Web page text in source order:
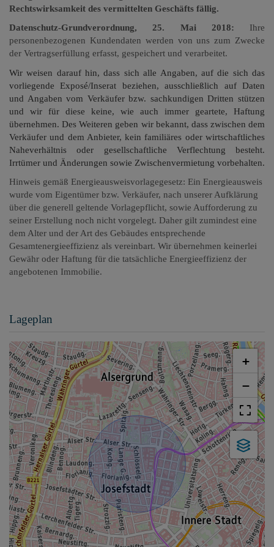
Rechtswirksamkeit des vermittelten Geschäfts fällig.
Datenschutz-Grundverordnung, 25. Mai 2018: Ihre
personenbezogenen Kundendaten werden von uns zum Zwecke
der Vertragserfüllung erfasst, gespeichert und verarbeitet.
Wir weisen darauf hin, dass sich alle Angaben, auf die sich das
vorliegende Exposé/Inserat beziehen, ausschließlich auf Daten
und Angaben vom Verkäufer bzw. sachkundigen Dritten stützen
und wir für diese keine, wie auch immer geartete, Haftung
übernehmen. Des Weiteren geben wir bekannt, dass zwischen dem
Verkäufer und dem Anbieter, kein familiäres oder wirtschaftliches
Naheverhältnis oder gesellschaftliche Verflechtung besteht.
Irrtümer und Änderungen sowie Zwischenvermietung vorbehalten.
Hinweis gemäß Energieausweisvorlagegesetz: Ein Energieausweis
wurde vom Eigentümer bzw. Verkäufer, nach unserer Aufklärung
über die generell geltende Vorlagepflicht, sowie Aufforderung zu
seiner Erstellung noch nicht vorgelegt. Daher gilt zumindest eine
dem Alter und der Art des Gebäudes entsprechende
Gesamtenergieeffizienz als vereinbart. Wir übernehmen keinerlei
Gewähr oder Haftung für die tatsächliche Energieeffizienz der
angebotenen Immobilie.
Lageplan
+
−